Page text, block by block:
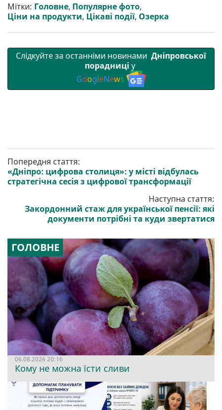
Мітки: Головне, Популярне фото,
Ціни на продукти, Цікаві події, Озерка
Слідкуйте за останніми новинами Дніпровської
порадниці у
GoogleNews
Попередня стаття:
«Дніпро: цифрова столиця»: у місті відбулась
стратегічна сесія з цифрової трансформації
Наступна стаття:
Закордонний стаж для української пенсії: які
документи потрібні та куди звертатися
ГОЛОВНЕ
06.08.2026 20:16
Кому не можна їсти сливи